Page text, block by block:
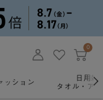
0
ッション
日用雑
タオル・ア